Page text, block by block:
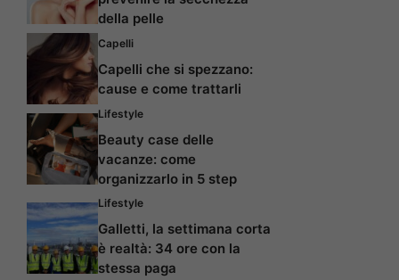
della pelle
Capelli
Capelli che si spezzano:
cause e come trattarli
Lifestyle
Beauty case delle
vacanze: come
organizzarlo in 5 step
Lifestyle
Galletti, la settimana corta
è realtà: 34 ore con la
stessa paga